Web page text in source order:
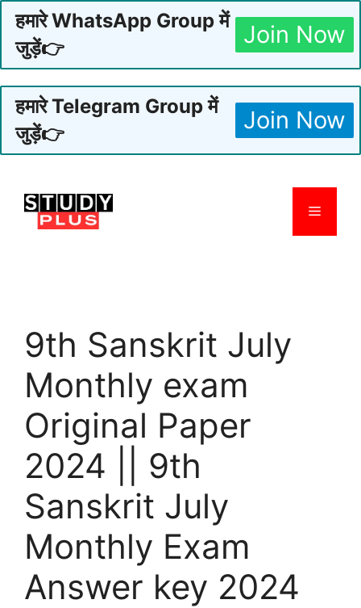
हमारे WhatsApp Group में
जुड़ें👉
Join Now
हमारे Telegram Group में
जुड़ें👉
Join Now
content
Menu
9th Sanskrit July
Monthly exam
Original Paper
2024 || 9th
Sanskrit July
Monthly Exam
Answer key 2024